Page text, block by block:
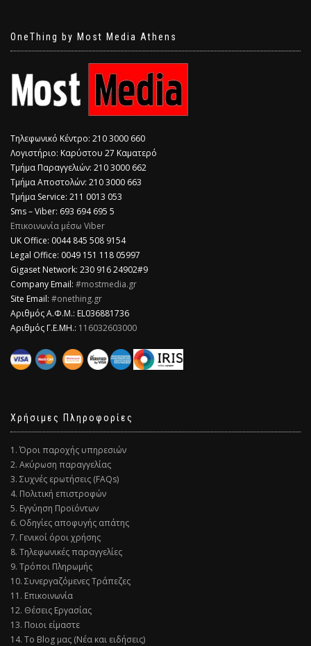
OneThing by Most Media Athens
Τηλεφωνικό Κέντρο: 210 3000 660
Λογιστήριο: Καρύστου 27 Καματερό
Τμήμα Παραγγελιών: 210 3000 662
Τμήμα Αποστολών: 210 3000 663
Τμήμα Service: 211 0013 053
Sms – Viber: 693 694 695 5
Επικοινωνία μέσω Viber
​UK Office: 0044 845 508 9154
Legal Office: 0049 151 118 05997
Gigaset Network: 230 916 24902#9
Company Email: #mostmedia.gr
Site Email: #onething.gr
Αριθμός Α.Φ.Μ.: EL036881736
Αριθμός Γ.Ε.ΜΗ.: 116032603000
Χρήσιμες Πληροφορίες
1. Όροι παροχής υπηρεσιών
2. Ακύρωση παραγγελίας
3. Συχνές ερωτήσεις (FAQs)
4. Πολιτική επιστροφών
5. Εγγύηση Προϊόντων
6. Οδηγίες αποφυγής απάτης
7. Γενικοί όροι χρήσης
8. Τηλεφωνικές παραγγελίες
9. Τρόποι Πληρωμής
10. Συνεργαζόμενες Τράπεζες
11. Επικοινωνία
12. Θέσεις Εργασίας
13. Ποιοι είμαστε
14. Το Blog μας (Νέα και ειδήσεις)